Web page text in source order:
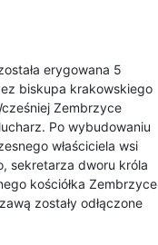
erygowana 5
biskupa krakowskiego
Zembrzyce
Po wybudowaniu
właściciela wsi
sekretarza dworu króla
kościółka Zembrzyce
zostały odłączone